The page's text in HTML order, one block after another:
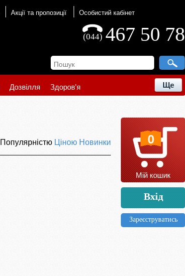
Акції та пропозиції Особистий кабінет
467 50 78
(044)
Дозвілля Здоров'я Ще
Популярністю Ціною Новинки 0
Мій кошик
Вхід
Зареєструватись